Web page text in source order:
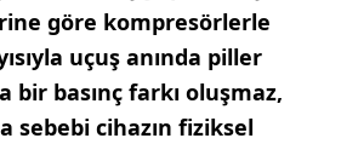
göre kompresörlerle
uçuş anında piller
bir basınç farkı oluşmaz,
sebebi cihazın fiziksel